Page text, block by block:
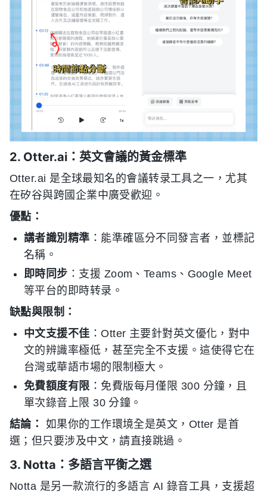
2. Otter.ai：英文會議的黃金標準
Otter.ai 是全球最知名的會議转录工具之一，尤其
在矽谷與跨國企業中廣受歡迎。
優點：
講者識別精準 ：能準確區分不同發言者，並標記
名稱。
即時同步 ：支援 Zoom、Teams、Google Meet
等平台的即時转录。
缺點與限制：
中文支援不佳 ：Otter 主要針對英文優化，對中
文的辨識率極低，甚至完全不支援。這使得它在
台灣或華語市場的限制極大。
免費額度有限 ：免費版每月僅限 300 分鐘，且
單次錄音上限 30 分鐘。
結論：
如果你的工作環境全是英文，Otter 是首
選；但只要涉及中文，請直接跳過。
3. Notta：多語言平衡之選
Notta 是另一款流行的多語言 AI 錄音工具，支援超